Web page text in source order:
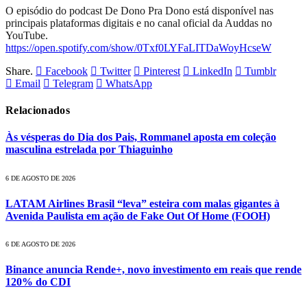
O episódio do podcast De Dono Pra Dono está disponível nas
principais plataformas digitais e no canal oficial da Auddas no
YouTube.
https://open.spotify.com/show/0Txf0LYFaLITDaWoyHcseW
Share.
Facebook Twitter Pinterest LinkedIn
Tumblr
Email
Telegram WhatsApp
Relacionados
Às vésperas do Dia dos Pais, Rommanel aposta em coleção
masculina estrelada por Thiaguinho
6 DE AGOSTO DE 2026
LATAM Airlines Brasil “leva” esteira com malas gigantes à
Avenida Paulista em ação de Fake Out Of Home (FOOH)
6 DE AGOSTO DE 2026
Binance anuncia Rende+, novo investimento em reais que rende
120% do CDI